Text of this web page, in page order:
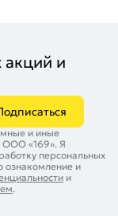
акций и
и иные
ООО «169». Я
персональных
ознакомление и
и
.